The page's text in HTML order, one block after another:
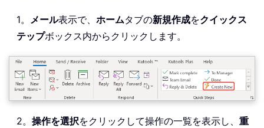
1。 メール表示で、 ホームタブの新規作成をクイックス
テップボックス内からクリックします。
2。 操作を選択をクリックして操作の一覧を表示し、 重